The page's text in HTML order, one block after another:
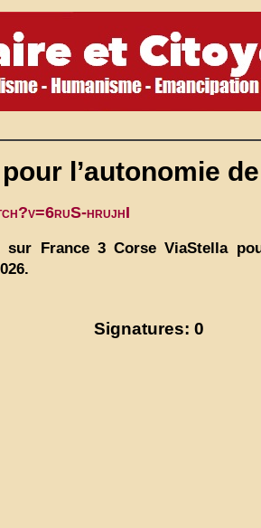
l’autonomie
hrujhI
sur France 3 Corse ViaStella
Signatures: 0